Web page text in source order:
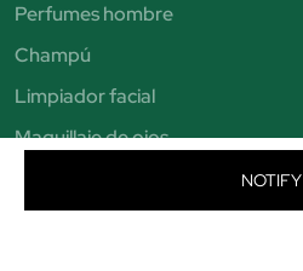
NOTIFY
Perfumes hombre
Champú
Limpiador facial
Maquillaje de ojos